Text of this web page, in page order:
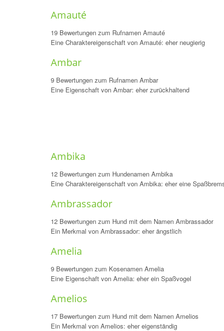
Amauté
19 Bewertungen zum Rufnamen Amauté
Eine Charaktereigenschaft von Amauté: eher neugierig
Ambar
9 Bewertungen zum Rufnamen Ambar
Eine Eigenschaft von Ambar: eher zurückhaltend
Ambika
12 Bewertungen zum Hundenamen Ambika
Eine Charaktereigenschaft von Ambika: eher eine
Ambrassador
12 Bewertungen zum Hund mit dem Namen Ambrassador
Ein Merkmal von Ambrassador: eher ängstlich
Amelia
9 Bewertungen zum Kosenamen Amelia
Eine Eigenschaft von Amelia: eher ein Spaßvogel
Amelios
17 Bewertungen zum Hund mit dem Namen Amelios
Ein Merkmal von Amelios: eher eigenständig